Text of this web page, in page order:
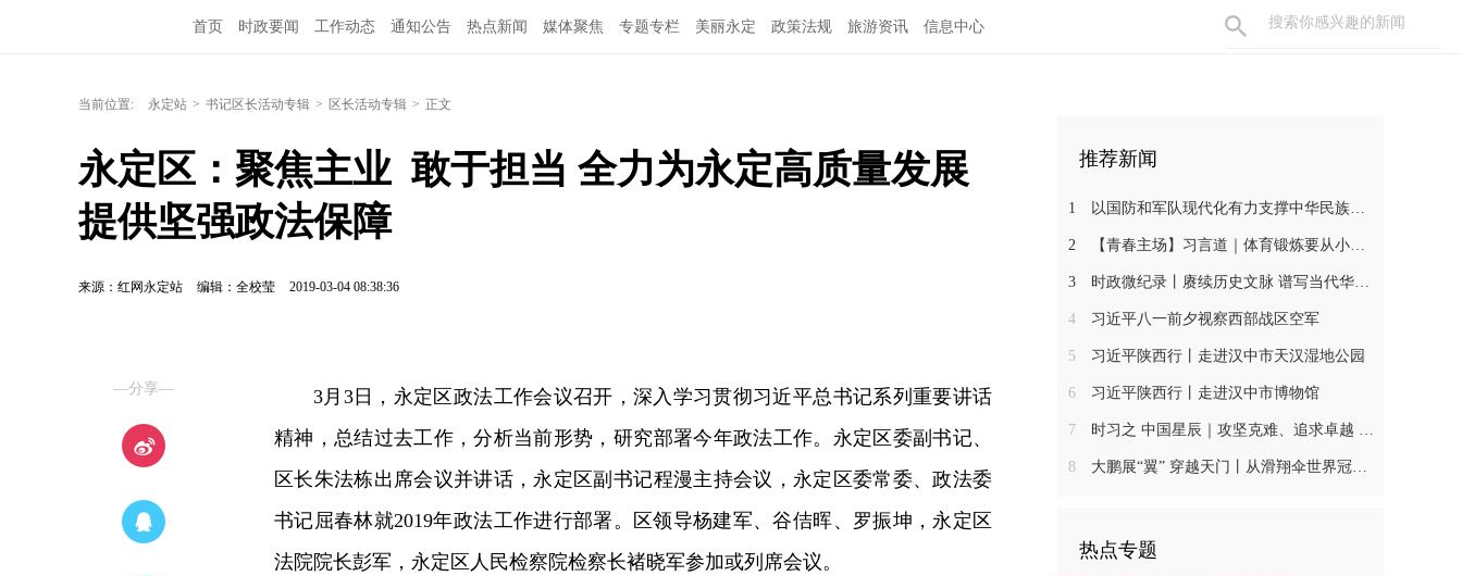
首页 时政要闻 工作动态 通知公告 热点新闻 媒体聚焦 专题专栏 美丽永定 政策法规 旅游资讯 信息中心
当前位置: 永定站 > 书记区长活动专辑 > 区长活动专辑 > 正文
永定区：聚焦主业  敢于担当 全力为永定高质量发展
提供坚强政法保障
来源：红网永定站 编辑：全校莹 2019-03-04 08:38:36
—分享—
3月3日，永定区政法工作会议召开，深入学习贯彻习近平总书记系列重要讲话
精神，总结过去工作，分析当前形势，研究部署今年政法工作。永定区委副书记、
区长朱法栋出席会议并讲话，永定区副书记程漫主持会议，永定区委常委、政法委
书记屈春林就2019年政法工作进行部署。区领导杨建军、谷佶晖、罗振坤，永定区
法院院长彭军，永定区人民检察院检察长褚晓军参加或列席会议。
推荐新闻
1 以国防和军队现代化有力支撑中华民族伟大复兴——写在中国人民解放军建军96周年之际
2 【青春主场】习言道｜体育锻炼要从小抓起
3 时政微纪录丨赓续历史文脉 谱写当代华章——习近平总书记川陕之行的文明印记
4 习近平八一前夕视察西部战区空军
5 习近平陕西行丨走进汉中市天汉湿地公园
6 习近平陕西行丨走进汉中市博物馆
7 时习之 中国星辰｜攻坚克难、追求卓越 习近平这样推动航天高质量发展
8 大鹏展“翼” 穿越天门丨从滑翔伞世界冠军到中国翼装飞行第一人
热点专题